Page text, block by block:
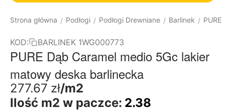
Strona główna / Podłogi / Podłogi Drewniane / Barlinek / PURE
KOD: BARLINEK 1WG000773
PURE Dąb Caramel medio 5Gc lakier
matowy deska barlinecka
277.67 zł/m2
Ilość m2 w paczce: 2.38